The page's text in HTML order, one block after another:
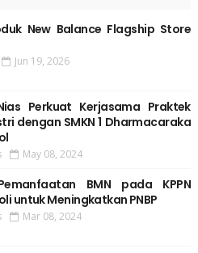
New Balance Flagship Store
Jun 19, 2026
Perkuat Kerjasama Praktek
dengan SMKN 1 Dharmacaraka
May 08, 2024
BMN pada KPPN
untuk Meningkatkan PNBP
Mar 08, 2024